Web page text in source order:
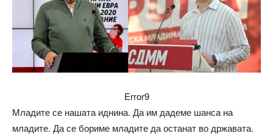
Error9
Младите се нашата иднина. Да им дадеме шанса на
младите. Да се бориме младите да останат во државата.